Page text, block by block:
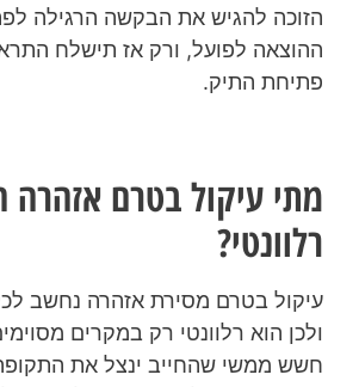
הזוכה להגיש את הבקשה הרגילה
ההוצאה לפועל, ורק אז תישלח
פתיחת התיק.
מתי עיקול בטרם אזהרה
רלוונטי?
עיקול בטרם מסירת אזהרה נחשב
ולכן הוא רלוונטי רק במקרים
חשש ממשי שהחייב ינצל את